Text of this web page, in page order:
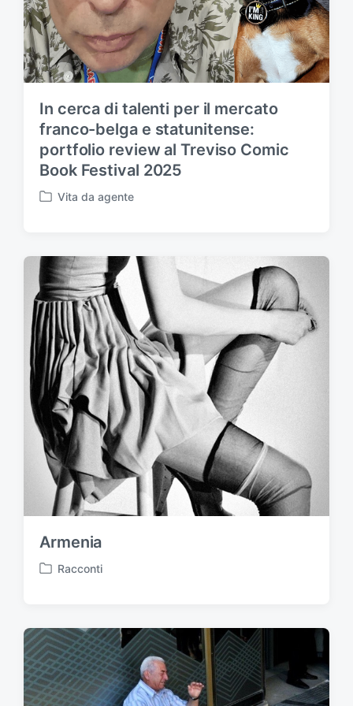
In cerca di talenti per il mercato
franco-belga e statunitense:
portfolio review al Treviso Comic
Book Festival 2025
P
b
l
i
c
a
t
o
n
Vita da agente
Armenia
P
b
l
i
c
a
Racconti